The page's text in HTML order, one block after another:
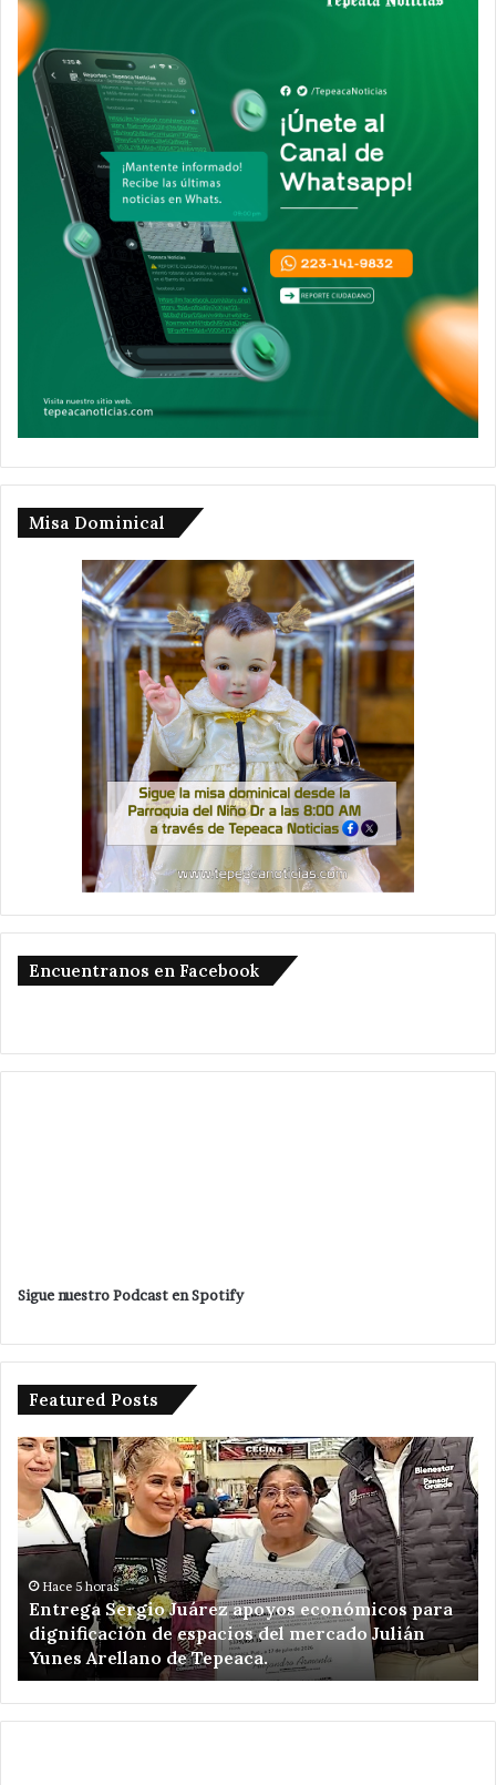
Misa Dominical
Encuentranos en Facebook
Sigue nuestro Podcast en Spotify
Featured Posts
Entrega
Sergio
Juárez
apoyos
económicos
para
dignificación
de
espacios
del
mercado
Julián
Yunes
Hace 5 horas
Entrega Sergio Juárez apoyos económicos para
dignificación de espacios del mercado Julián
Yunes Arellano de Tepeaca.
un
de
en